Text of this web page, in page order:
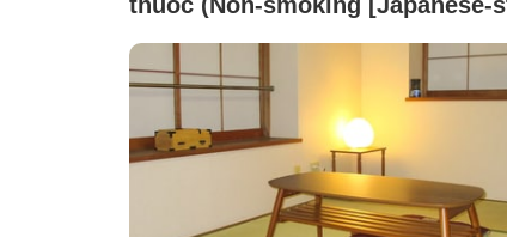
thuốc (Non-smoking [Japanese-
room with 6 tatami mats] with
and toilet)